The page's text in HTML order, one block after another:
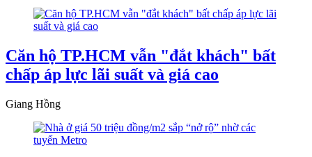
Căn hộ TP.HCM vẫn "đắt khách" bất
chấp áp lực lãi suất và giá cao
Giang Hồng